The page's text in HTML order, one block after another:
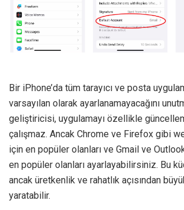
Bir iPhone’da tüm tarayıcı ve posta
varsayılan olarak ayarlanamayacağını
geliştiricisi, uygulamayı özellikle
çalışmaz. Ancak Chrome ve Firefox gibi
için en popüler olanları ve Gmail ve
en popüler olanları ayarlayabilirsiniz. Bu
ancak üretkenlik ve rahatlık açısından
yaratabilir.